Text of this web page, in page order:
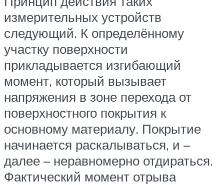
измерительных устройств
следующий. К определённому
участку поверхности
прикладывается изгибающий
момент, который вызывает
напряжения в зоне перехода от
поверхностного покрытия к
основному материалу. Покрытие
начинается раскалываться, и –
далее – неравномерно отдираться.
Фактический момент отрыва